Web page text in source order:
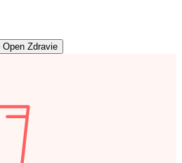
Open Zdravie